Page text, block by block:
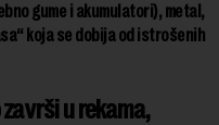
gume i akumulatori), metal,
koja se dobija od istrošenih
u rekama,